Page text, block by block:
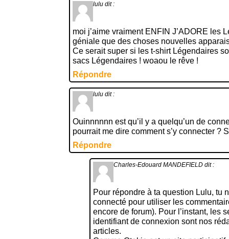
lulu dit :
moi j’aime vraiment ENFIN J’ADORE les
géniale que des choses nouvelles
Ce serait super si les t-shirt Légendaires
sacs Légendaires ! woaou le rêve !
Répondre
lulu dit :
Ouinnnnnn est qu’il y a quelqu’un de
pourrait me dire comment s’y connecter ?
Répondre
Charles-Edouard MANDEFIELD dit :
Pour répondre à ta question Lulu, tu
connecté pour utiliser les
encore de forum). Pour l’instant, les
identifiant de connexion sont nos
articles.